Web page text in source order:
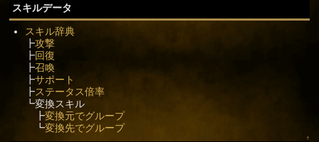
スキルデータ
スキル辞典
┣攻撃
┣回復
┣召喚
┣サポート
┣ステータス倍率
┗変換スキル
┣変換元でグループ
┗変換先でグループ
↑